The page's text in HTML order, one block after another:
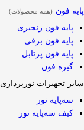
پایه فون (همه محصولات)
پایه فون زنجیری
پایه فون برقی
پایه فون پرتابل
گیره فون
سایر تجهیزات نورپردازی
سه‌پایه نور
کیف سه‌پایه نور